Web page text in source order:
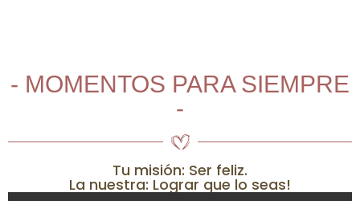
- MOMENTOS PARA SIEMPRE
-
Tu misión: Ser feliz.
La nuestra: Lograr que lo seas!